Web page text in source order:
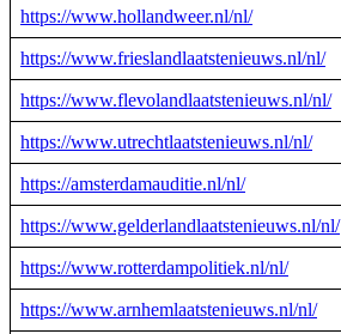
https://www.hollandweer.nl/nl/
https://www.frieslandlaatstenieuws.nl/nl/
https://www.flevolandlaatstenieuws.nl/nl/
https://www.utrechtlaatstenieuws.nl/nl/
https://amsterdamauditie.nl/nl/
https://www.gelderlandlaatstenieuws.nl/nl/
https://www.rotterdampolitiek.nl/nl/
https://www.arnhemlaatstenieuws.nl/nl/